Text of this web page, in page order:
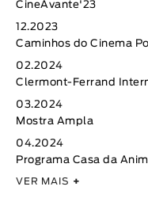
CineAvante'23
12.2023
Caminhos do Cinema
02.2024
Clermont-Ferrand
03.2024
Mostra Ampla
04.2024
Programa Casa da
VER MAIS +